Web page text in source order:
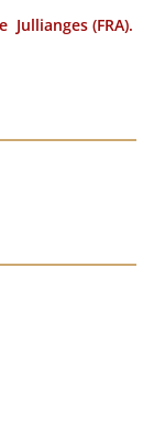
(FRA).